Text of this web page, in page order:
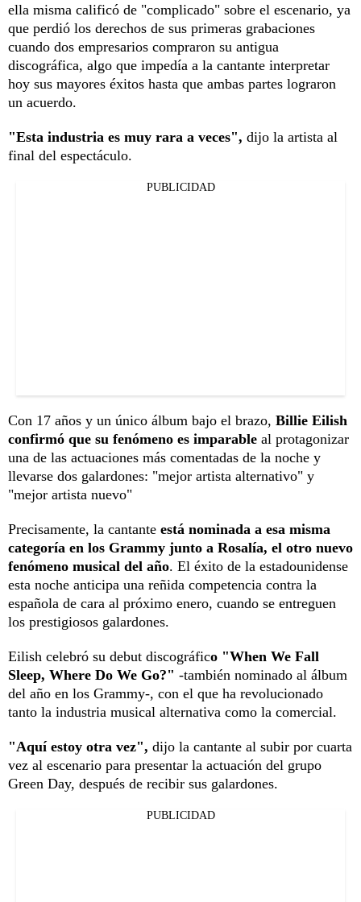
ella misma calificó de "complicado" sobre el escenario, ya
que perdió los derechos de sus primeras grabaciones
cuando dos empresarios compraron su antigua
discográfica, algo que impedía a la cantante interpretar
hoy sus mayores éxitos hasta que ambas partes lograron
un acuerdo.
"Esta industria es muy rara a veces", dijo la artista al
final del espectáculo.
PUBLICIDAD
Con 17 años y un único álbum bajo el brazo, Billie Eilish
confirmó que su fenómeno es imparable al protagonizar
una de las actuaciones más comentadas de la noche y
llevarse dos galardones: "mejor artista alternativo" y
"mejor artista nuevo"
Precisamente, la cantante está nominada a esa misma
categoría en los Grammy junto a Rosalía, el otro nuevo
fenómeno musical del año. El éxito de la estadounidense
esta noche anticipa una reñida competencia contra la
española de cara al próximo enero, cuando se entreguen
los prestigiosos galardones.
Eilish celebró su debut discográfico "When We Fall
Sleep, Where Do We Go?" -también nominado al álbum
del año en los Grammy-, con el que ha revolucionado
tanto la industria musical alternativa como la comercial.
"Aquí estoy otra vez", dijo la cantante al subir por cuarta
vez al escenario para presentar la actuación del grupo
Green Day, después de recibir sus galardones.
PUBLICIDAD